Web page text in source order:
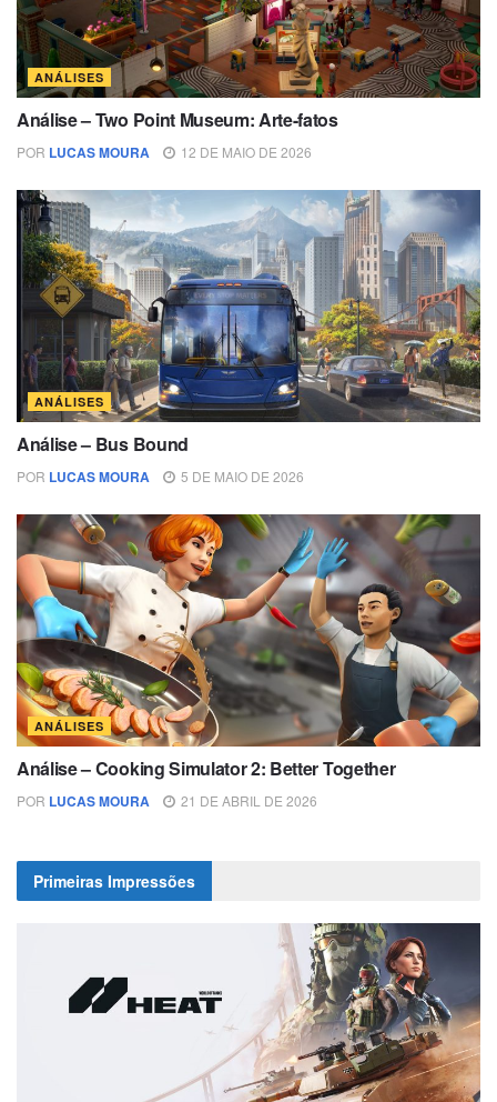
ANÁLISES
Análise – Two Point Museum: Arte-fatos
POR LUCAS MOURA 12 DE MAIO DE 2026
ANÁLISES
Análise – Bus Bound
POR LUCAS MOURA 5 DE MAIO DE 2026
ANÁLISES
Análise – Cooking Simulator 2: Better Together
POR LUCAS MOURA 21 DE ABRIL DE 2026
Primeiras Impressões